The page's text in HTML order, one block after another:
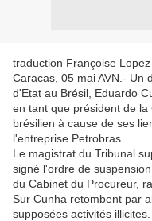
traduction Françoise
Caracas, 05 mai AVN.- Un
d'Etat au Brésil, Eduardo
en tant que président de
brésilien à cause de ses
l'entreprise Petrobras.
Le magistrat du Tribunal
signé l'ordre de
du Cabinet du Procureur,
Sur Cunha retombent par
supposées activités